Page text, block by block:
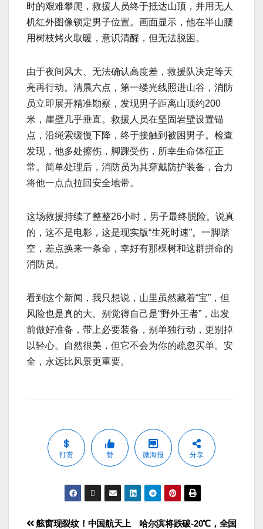
时的艰难攀爬，救援人员终于抵达山顶，并用无人
机红外图像锁定男子位置。画面显示，他在半山腰
用树枝烤火取暖，意识清醒，但无法脱困。
由于夜间风大、无法确认高度差，救援队决定等天
亮再行动。清晨六点，第一缕光线照进山谷，消防
员立即展开精准勘察，发现男子距离山顶约200
米，崖壁几乎垂直。救援人员在坚固岩壁设置锚
点，沿绳索缓慢下降，终于接触到被困男子。检查
发现，他多处擦伤，脚踝受伤，所幸生命体征正
常。简单处理后，消防员为其穿戴防护装备，合力
将他一点点拉回安全地带。
这场救援持续了整整26小时，男子最终脱险。说真
的，这不是电影，这是现实版“生死时速”。一脚踏
空，差点换来一条命，幸好有那棵树和这群拼命的
消防员。
看到这个新闻，我只想说，山里虽然藏着“宝”，但
风险也是真的大。别觉得自己是“野外王者”，出发
前做好准备，带上必要装备，别单独行动，更别掉
以轻心。自然很美，但它不会为你的疏忽买单。安
全，永远比风景更重要。
打赏 赞 微海报 分享
哈尔滨将跌破-20℃，全国
舷窗现裂纹！中国航天上